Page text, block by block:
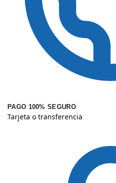
PAGO 100% SEGURO
Tarjeta o transferencia